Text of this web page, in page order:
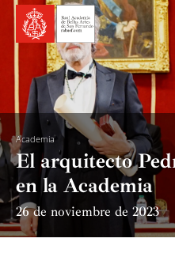
contenido
Academia
El arquitecto
en la Academia
26 de noviembre de 2023